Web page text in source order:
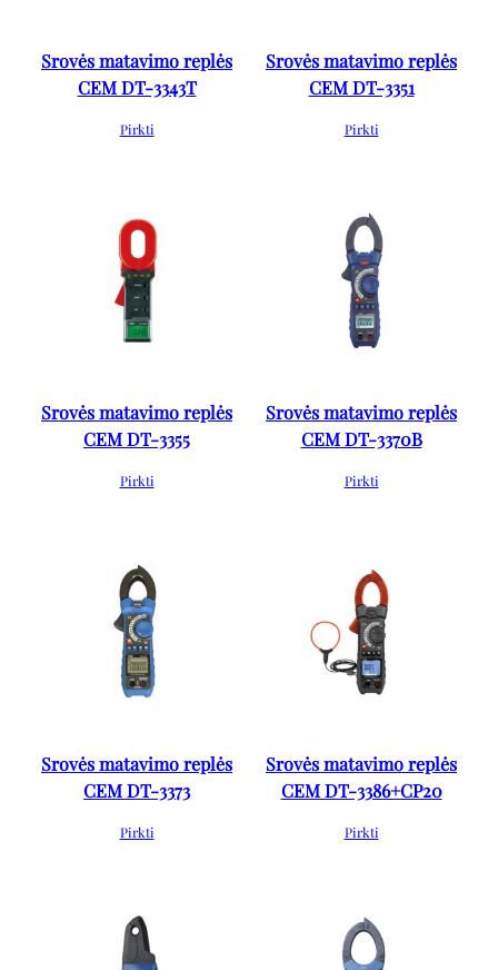
Srovės matavimo replės
CEM DT-3343T
Pirkti
Srovės matavimo replės
CEM DT-3351
Pirkti
Srovės matavimo replės
CEM DT-3355
Pirkti
Srovės matavimo replės
CEM DT-3370B
Pirkti
Srovės matavimo replės
CEM DT-3373
Pirkti
Srovės matavimo replės
CEM DT-3386+CP20
Pirkti